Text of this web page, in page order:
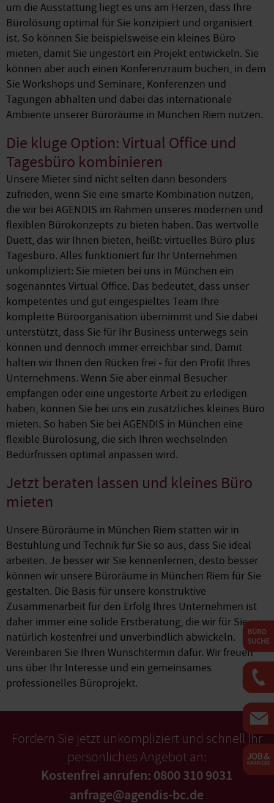
um die Ausstattung liegt es uns am Herzen, dass Ihre
Bürolösung optimal für Sie konzipiert und organisiert
ist. So können Sie beispielsweise ein kleines Büro
mieten, damit Sie ungestört ein Projekt entwickeln. Sie
können aber auch einen Konferenzraum buchen, in dem
Sie Workshops und Seminare, Konferenzen und
Tagungen abhalten und dabei das internationale
Ambiente unserer Büroräume in München Riem nutzen.
Die kluge Option: Virtual Office und
Tagesbüro kombinieren
Unsere Mieter sind nicht selten dann besonders
zufrieden, wenn Sie eine smarte Kombination nutzen,
die wir bei AGENDIS im Rahmen unseres modernen und
flexiblen Bürokonzepts zu bieten haben. Das wertvolle
Duett, das wir Ihnen bieten, heißt: virtuelles Büro plus
Tagesbüro. Alles funktioniert für Ihr Unternehmen
unkompliziert: Sie mieten bei uns in München ein
sogenanntes Virtual Office. Das bedeutet, dass unser
kompetentes und gut eingespieltes Team Ihre
komplette Büroorganisation übernimmt und Sie dabei
unterstützt, dass Sie für Ihr Business unterwegs sein
können und dennoch immer erreichbar sind. Damit
halten wir Ihnen den Rücken frei - für den Profit Ihres
Unternehmens. Wenn Sie aber einmal Besucher
empfangen oder eine ungestörte Arbeit zu erledigen
haben, können Sie bei uns ein zusätzliches kleines Büro
mieten. So haben Sie bei AGENDIS in München eine
flexible Bürolösung, die sich Ihren wechselnden
Bedürfnissen optimal anpassen wird.
Jetzt beraten lassen und kleines Büro
mieten
Unsere Büroräume in München Riem statten wir in
Bestuhlung und Technik für Sie so aus, dass Sie ideal
arbeiten. Je besser wir Sie kennenlernen, desto besser
können wir unsere Büroräume in München Riem für Sie
gestalten. Die Basis für unsere konstruktive
Zusammenarbeit für den Erfolg Ihres Unternehmen ist
daher immer eine solide Erstberatung, die wir für Sie
natürlich kostenfrei und unverbindlich abwickeln.
Vereinbaren Sie Ihren Wunschtermin dafür. Wir freuen
uns über Ihr Interesse und ein gemeinsames
professionelles Büroprojekt.
Fordern Sie jetzt unkompliziert und schnell Ihr
persönliches Angebot an:
Kostenfrei anrufen: 0800 310 9031
anfrage@agendis-bc.de